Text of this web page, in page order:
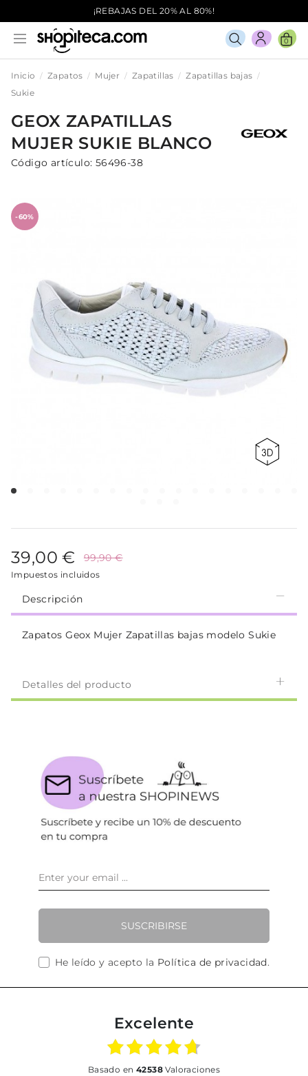
¡REBAJAS DEL 20% AL 80%!
0
Inicio Zapatos Mujer Zapatillas
Zapatillas bajas
Sukie
GEOX ZAPATILLAS
MUJER SUKIE BLANCO
Código artículo: 56496-38
-60%
39,00 € 99,90 €
Impuestos incluidos
Descripción
Zapatos Geox Mujer Zapatillas bajas modelo Sukie
Detalles del producto
SUSCRIBIRSE
He leído y acepto la Política de privacidad.
Excelente
basado en 42538Valoraciones